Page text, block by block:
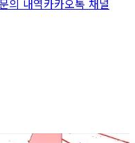
문의 내역카카오톡 채널